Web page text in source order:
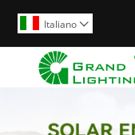
Italiano 